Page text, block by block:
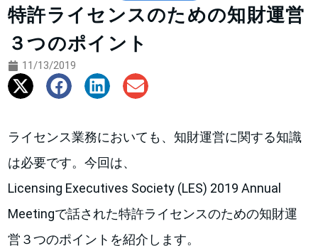
特許ライセンスのための知財運営
３つのポイント
11/13/2019
ライセンス業務においても、知財運営に関する知識
は必要です。今回は、
Licensing Executives Society (LES) 2019 Annual
Meetingで話された特許ライセンスのための知財運
営３つのポイントを紹介します。